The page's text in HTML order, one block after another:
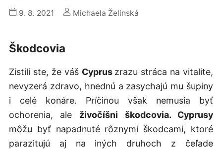
9. 8. 2021 Michaela Želinská
Škodcovia
Zistili ste, že váš Cyprus zrazu stráca na vitalite,
nevyzerá zdravo, hnednú a zasychajú mu šupiny
i celé konáre. Príčinou však nemusia byť
ochorenia, ale živočíšni škodcovia. Cyprusy
môžu byť napadnuté rôznymi škodcami, ktoré
parazitujú aj na iných druhoch z čeľade